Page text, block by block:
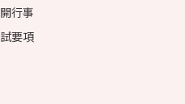
行事
要項